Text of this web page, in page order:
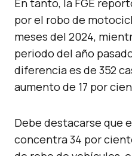
En tanto, la FGE
por el robo de
meses del 2024,
periodo del año
diferencia es de 352
aumento de 17 por
Debe destacarse que
concentra 34 por